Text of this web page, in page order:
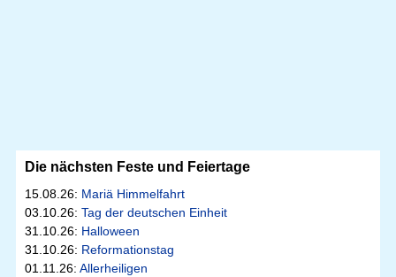
Die nächsten Feste und Feiertage
15.08.26: Mariä Himmelfahrt
03.10.26: Tag der deutschen Einheit
31.10.26: Halloween
31.10.26: Reformationstag
01.11.26: Allerheiligen